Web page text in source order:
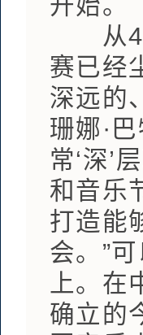
从4月
赛已经
深远的
珊娜·
常‘深’
和音乐
打造能
会。”
上。
确立的